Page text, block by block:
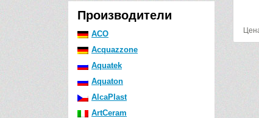
Производители
ACO
Acquazzone
Aquatek
Aquaton
AlcaPlast
ArtCeram